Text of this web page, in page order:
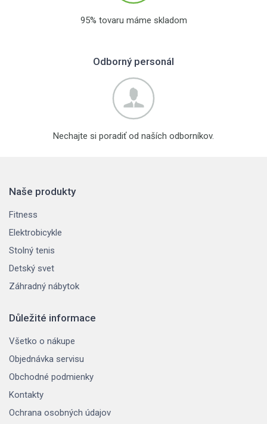
95% tovaru máme skladom
Odborný personál
Nechajte si poradiť od naších odborníkov.
Naše produkty
Fitness
Elektrobicykle
Stolný tenis
Detský svet
Záhradný nábytok
Důležité informace
Všetko o nákupe
Objednávka servisu
Obchodné podmienky
Kontakty
Ochrana osobných údajov